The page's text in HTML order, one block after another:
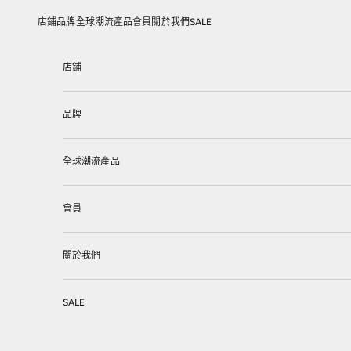
店鋪品牌全球潮流產品會員 關於我們SALE
店鋪
品牌
全球潮流產品
會員
關於我們
SALE